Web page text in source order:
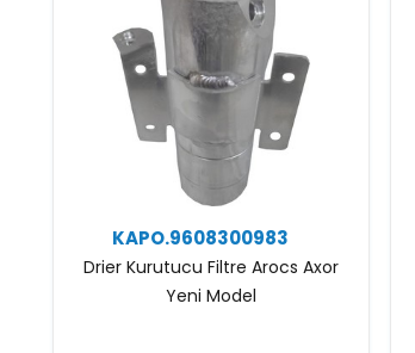
KAPO.9608300983
Drier Kurutucu Filtre Arocs Axor
Yeni Model